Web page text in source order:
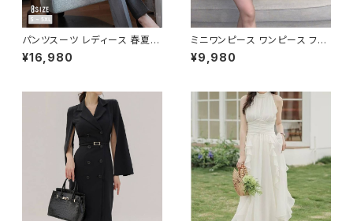
パンツスーツ レディース 春夏
秋冬 春 夏 秋 冬 黒 紺 スーツ
上下セット 2点セット ジャケット
ビジネススーツ ロング パンツス
ーツ ロングパンツ ペプラム ノー
カラースーツ ペプラムジャケット
レディーススーツ 大きいサイズ
オフィス OL オフィスカジュアル
ビジネス 結婚式 パーティー お
呼ばれ ブラック ネイビー グレ
ー S M L XL 2XL 3XL 4XL 5
XL 10代 20代 30代 40代 C-
WAW1079
¥16,980
ミニワンピース ワンピース フェ
ザーデザイン タイトワンピース
チューブトップ レディース 春夏
ワンピドレス OL エレガント フ
ォーマル ブラック ボルドー ホワ
イト 大きいサイズ きれいめ ドレ
スワンピース お呼ばれ 韓国 フ
ァッション オフィスカジュアル 韓
国風 キャバドレス ナイトドレス
ナイトワンピ カジュアル 10代 2
0代 30代 40代 C-OSS0127
¥9,980